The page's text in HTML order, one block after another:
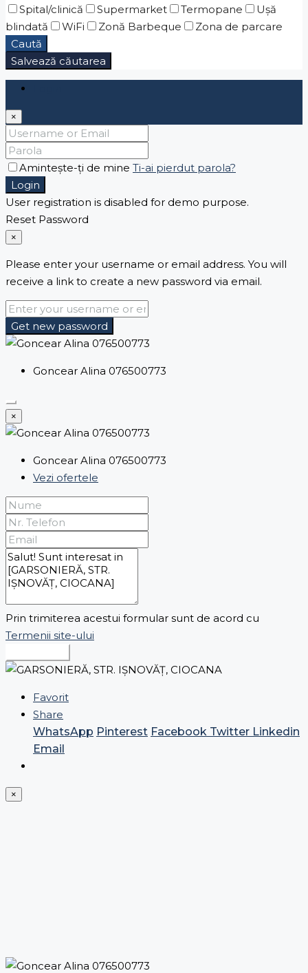
Spital/clinică
Supermarket Termopane
Ușă
blindată
WiFi Zonă Barbeque
Zona de parcare
Caută
Salvează căutarea
×
Amintește-ți de mine Ti-ai pierdut parola?
Login
User registration is disabled for demo purpose.
Reset Password
×
Please enter your username or email address. You will
receive a link to create a new password via email.
Get new password
Goncear Alina 076500773
×
Goncear Alina 076500773
Vezi ofertele
Prin trimiterea acestui formular sunt de acord cu
Termenii site-ului
Favorit
Share
WhatsApp Pinterest Facebook Twitter Linkedin
Email
×